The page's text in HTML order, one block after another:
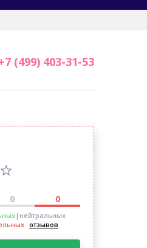
(499) 403-31-53
0 0
|нейтральных
отзывов